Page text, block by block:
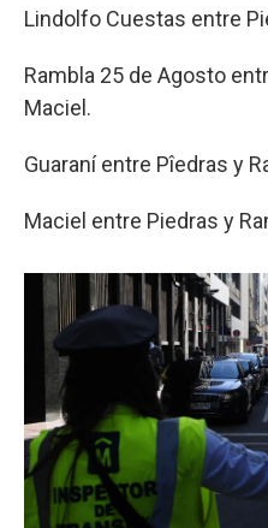
Lindolfo Cuestas entre
Rambla 25 de Agosto
Maciel.
Guaraní entre Pîedras y
Maciel entre Piedras y